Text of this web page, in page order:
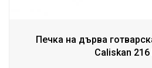
Печка на дърва
Caliskan 216